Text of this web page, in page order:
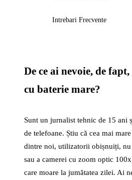
Intrebari Frecvente
De ce ai nevoie, de
cu baterie mare?
Sunt un jurnalist tehnic de 15 ani
de telefoane. Știu că cea mai
dintre noi, utilizatorii obișnuiți,
sau a camerei cu zoom optic
care moare la jumătatea zilei. Ai